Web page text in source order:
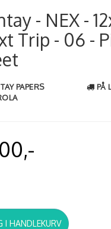
- NEX -
Trip - 06 -
PAPERS
PÅ
I HANDLEKURV